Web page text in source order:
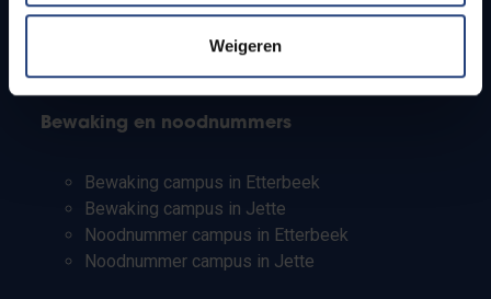
Weigeren
Leerkrachten en secundaire scholen
Bewaking en noodnummers
Bewaking campus in Etterbeek
Bewaking campus in Jette
Noodnummer campus in Etterbeek
Noodnummer campus in Jette